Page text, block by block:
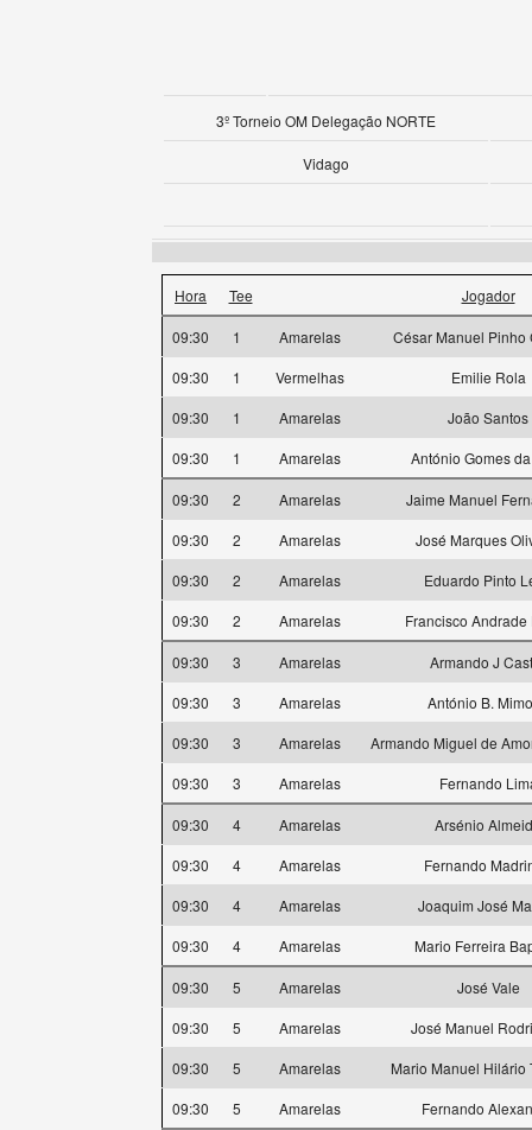
3º Torneio OM Delegação NORTE
Vidago
Hora Tee Jogador
09:30 1 Amarelas
César Manuel Pinho
09:30
1 Vermelhas
Emilie Rola
09:30
1 Amarelas
João Santos
09:30
1 Amarelas António Gomes
09:30 2 Amarelas
Jaime Manuel
09:30
2 Amarelas
José Marques
09:30
2 Amarelas
Eduardo Pinto
09:30
2 Amarelas Francisco Andrade
09:30 3 Amarelas
Armando J
09:30
3 Amarelas
António B.
09:30
3 Amarelas
Armando Miguel de
09:30
3 Amarelas Fernando
09:30 4 Amarelas
Arsénio
09:30
4 Amarelas
Fernando
09:30
4 Amarelas
Joaquim José
09:30
4 Amarelas Mario Ferreira
09:30 5 Amarelas
José Vale
09:30
5 Amarelas
José Manuel
09:30
5 Amarelas
Mario Manuel Hilário
09:30
5 Amarelas Fernando